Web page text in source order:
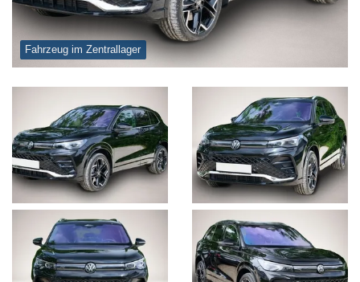
Fahrzeug im Zentrallager